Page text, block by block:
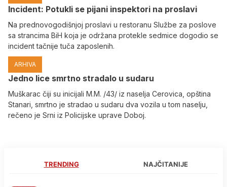
Incident: Potukli se pijani inspektori na proslavi
Na prednovogodišnjoj proslavi u restoranu Službe za poslove
sa strancima BiH koja je održana protekle sedmice dogodio se
incident tačnije tuča zaposlenih.
ARHIVA
Јedno lice smrtno stradalo u sudaru
Muškarac čiji su inicijali M.M. /43/ iz naselja Cerovica, opština
Stanari, smrtno je stradao u sudaru dva vozila u tom naselju,
rečeno je Srni iz Policijske uprave Doboj.
TRENDING NAJČITANIJE